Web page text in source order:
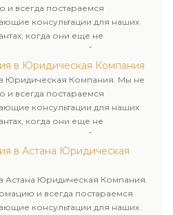
всегда постараемся
консультации для наших
когда они еще не
услугами нашей компании.
в Юридическая Компания
Юридическая Компания. Мы не
всегда постараемся
консультации для наших
когда они еще не
услугами нашей компании.
в Астана Юридическая
Астана Юридическая Компания.
и всегда постараемся
консультации для наших